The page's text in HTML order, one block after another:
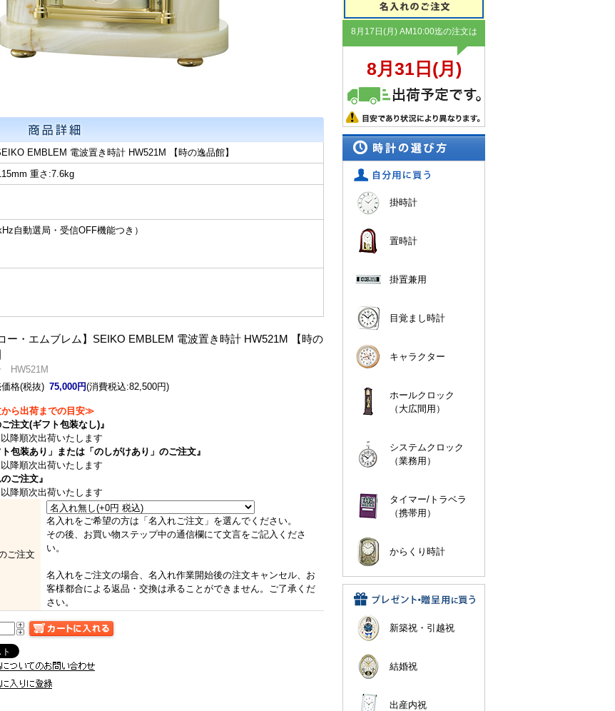
EMBLEM 電波置き時計 HW521M 【時の逸品館】
重さ:7.6kg
自動選局・受信OFF機能つき）
ー・エムブレム】SEIKO EMBLEM 電波置き時計 HW521M 【時の
HW521M
格(税抜) 75,000円(消費税込:82,500円)
ら出荷までの目安≫
ご注文(ギフト包装なし)』
降順次出荷いたします
ト包装あり」または「のしがけあり」のご注文』
降順次出荷いたします
ご注文』
降順次出荷いたします
ご注文
名入れをご希望の方は「名入れご注文」を選んでください。
その後、お買い物ステップ中の通信欄にて文言をご記入くださ
い。
名入れをご注文の場合、名入れ作業開始後の注文キャンセル、お
客様都合による返品・交換は承ることができません。ご了承くだ
さい。
掛時計
置時計
掛置兼用
目覚まし時計
キャラクター
ホールクロック
（大広間用）
システムクロック
（業務用）
タイマー/トラベラ
（携帯用）
からくり時計
新築祝・引越祝
結婚祝
出産内祝